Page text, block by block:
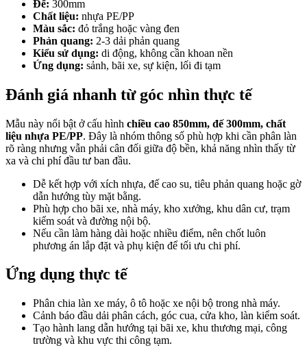
Đế: 300mm
Chất liệu: nhựa PE/PP
Màu sắc: đỏ trắng hoặc vàng đen
Phản quang: 2-3 dải phản quang
Kiểu sử dụng: di động, không cần khoan nền
Ứng dụng: sảnh, bãi xe, sự kiện, lối đi tạm
Đánh giá nhanh từ góc nhìn thực tế
Mẫu này nổi bật ở cấu hình chiều cao 850mm, đế 300mm, chất
liệu nhựa PE/PP. Đây là nhóm thông số phù hợp khi cần phân làn
rõ ràng nhưng vẫn phải cân đối giữa độ bền, khả năng nhìn thấy từ
xa và chi phí đầu tư ban đầu.
Dễ kết hợp với xích nhựa, đế cao su, tiêu phản quang hoặc gờ
dẫn hướng tùy mặt bằng.
Phù hợp cho bãi xe, nhà máy, kho xưởng, khu dân cư, trạm
kiểm soát và đường nội bộ.
Nếu cần làm hàng dài hoặc nhiều điểm, nên chốt luôn
phương án lắp đặt và phụ kiện để tối ưu chi phí.
Ứng dụng thực tế
Phân chia làn xe máy, ô tô hoặc xe nội bộ trong nhà máy.
Cảnh báo đầu dải phân cách, góc cua, cửa kho, làn kiểm soát.
Tạo hành lang dẫn hướng tại bãi xe, khu thương mại, công
trường và khu vực thi công tạm.